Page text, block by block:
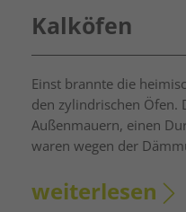
Kalköfen
Einst brannte die
den zylindrischen Öfen.
Außenmauern, einen
waren wegen der
weiterlesen